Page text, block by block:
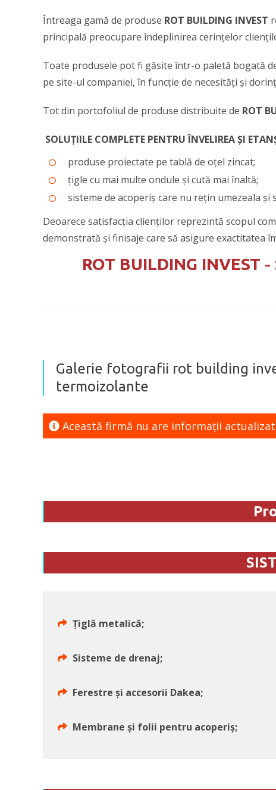
Întreaga gamă de produse ROT BUILDING INVEST
principală preocupare îndeplinirea cerințelor
Toate produsele pot fi găsite într-o paletă bogată
pe site-ul companiei, în funcție de necesități și
Tot din portofoliul de produse distribuite de ROT
SOLUȚIILE COMPLETE PENTRU ÎNVELIREA ȘI
produse proiectate pe tablă de oțel zincat;
țigle cu mai multe ondule și cută mai înaltă;
sisteme de acoperiș care nu rețin umezeala și
Deoarece satisfacția clienților reprezintă scopul
demonstrată și finisaje care să asigure exactitatea
ROT BUILDING INVEST -
Galerie fotografii rot building
termoizolante
Această firmă nu are informaţii
Țiglă metalică;
Sisteme de drenaj;
Ferestre și accesorii Dakea;
Membrane și folii pentru acoperiș;